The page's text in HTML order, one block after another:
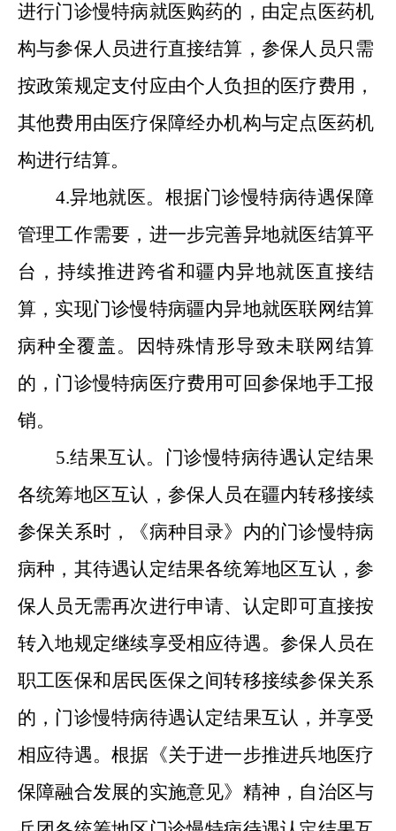
进行门诊慢特病就医购药的，由定点医药机
构与参保人员进行直接结算，参保人员只需
按政策规定支付应由个人负担的医疗费用，
其他费用由医疗保障经办机构与定点医药机
构进行结算。
4.异地就医。根据门诊慢特病待遇保障
管理工作需要，进一步完善异地就医结算平
台，持续推进跨省和疆内异地就医直接结
算，实现门诊慢特病疆内异地就医联网结算
病种全覆盖。因特殊情形导致未联网结算
的，门诊慢特病医疗费用可回参保地手工报
销。
5.结果互认。门诊慢特病待遇认定结果
各统筹地区互认，参保人员在疆内转移接续
参保关系时，《病种目录》内的门诊慢特病
病种，其待遇认定结果各统筹地区互认，参
保人员无需再次进行申请、 认定即可直接按
转入地规定继续享受相应待遇。参保人员在
职工医保和居民医保之间转移接续参保关系
的，门诊慢特病待遇认定结果互认，并享受
相应待遇。根据《关于进一步推进兵地医疗
保障融合发展的实施意见》精神，自治区与